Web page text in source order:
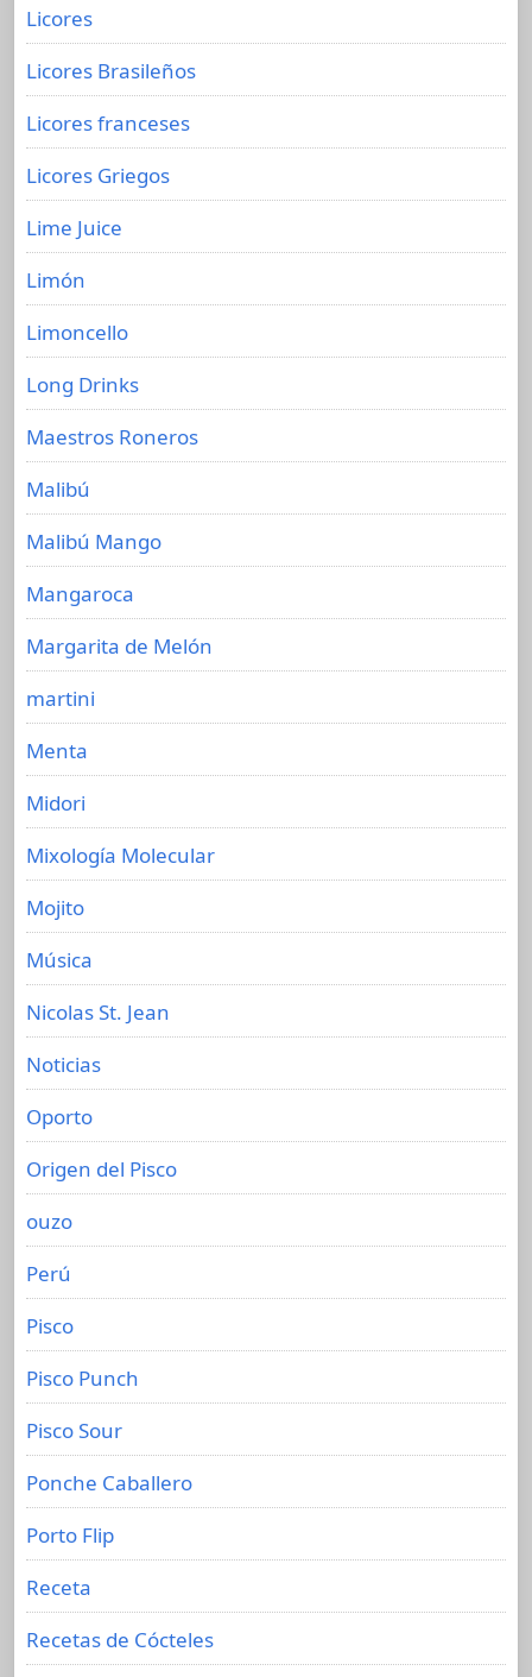
Licores
Licores Brasileños
Licores franceses
Licores Griegos
Lime Juice
Limón
Limoncello
Long Drinks
Maestros Roneros
Malibú
Malibú Mango
Mangaroca
Margarita de Melón
martini
Menta
Midori
Mixología Molecular
Mojito
Música
Nicolas St. Jean
Noticias
Oporto
Origen del Pisco
ouzo
Perú
Pisco
Pisco Punch
Pisco Sour
Ponche Caballero
Porto Flip
Receta
Recetas de Cócteles